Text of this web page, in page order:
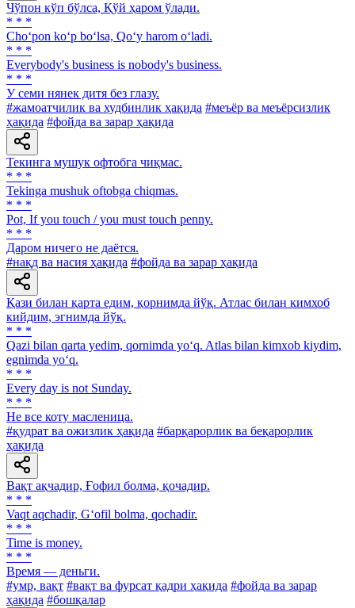
Чўпон кўп бўлса, Қўй ҳаром ўлади.
* * *
Cho‘pon ko‘p bo‘lsa, Qo‘y harom o‘ladi.
* * *
Everybody's business is nobody's business.
* * *
У семи нянек дитя без глазу.
#жамоатчилик ва худбинлик ҳақида #меъёр ва меъёрсизлик
ҳақида #фойда ва зарар ҳақида
Текинга мушук офтобга чиқмас.
* * *
Tekinga mushuk oftobga chiqmas.
* * *
Pot, If you touch / you must touch penny.
* * *
Даром ничего не даётся.
#нақд ва насия ҳақида #фойда ва зарар ҳақида
Қази билан қарта едим, қорнимда йўқ. Атлас билан кимхоб
кийдим, эгнимда йўқ.
* * *
Qazi bilan qarta yedim, qornimda yo‘q. Atlas bilan kimxob kiydim,
egnimda yo‘q.
* * *
Every day is not Sunday.
* * *
He все коту масленица.
#қудрат ва ожизлик ҳақида #барқарорлик ва беқарорлик
ҳақида
Вақт ақчадир, Ғофил болма, қочадир.
* * *
Vaqt aqchadir, G‘ofil bolma, qochadir.
* * *
Time is money.
* * *
Время — деньги.
#умр, вақт #вақт ва фурсат қадри ҳақида #фойда ва зарар
ҳақида #бошқалар